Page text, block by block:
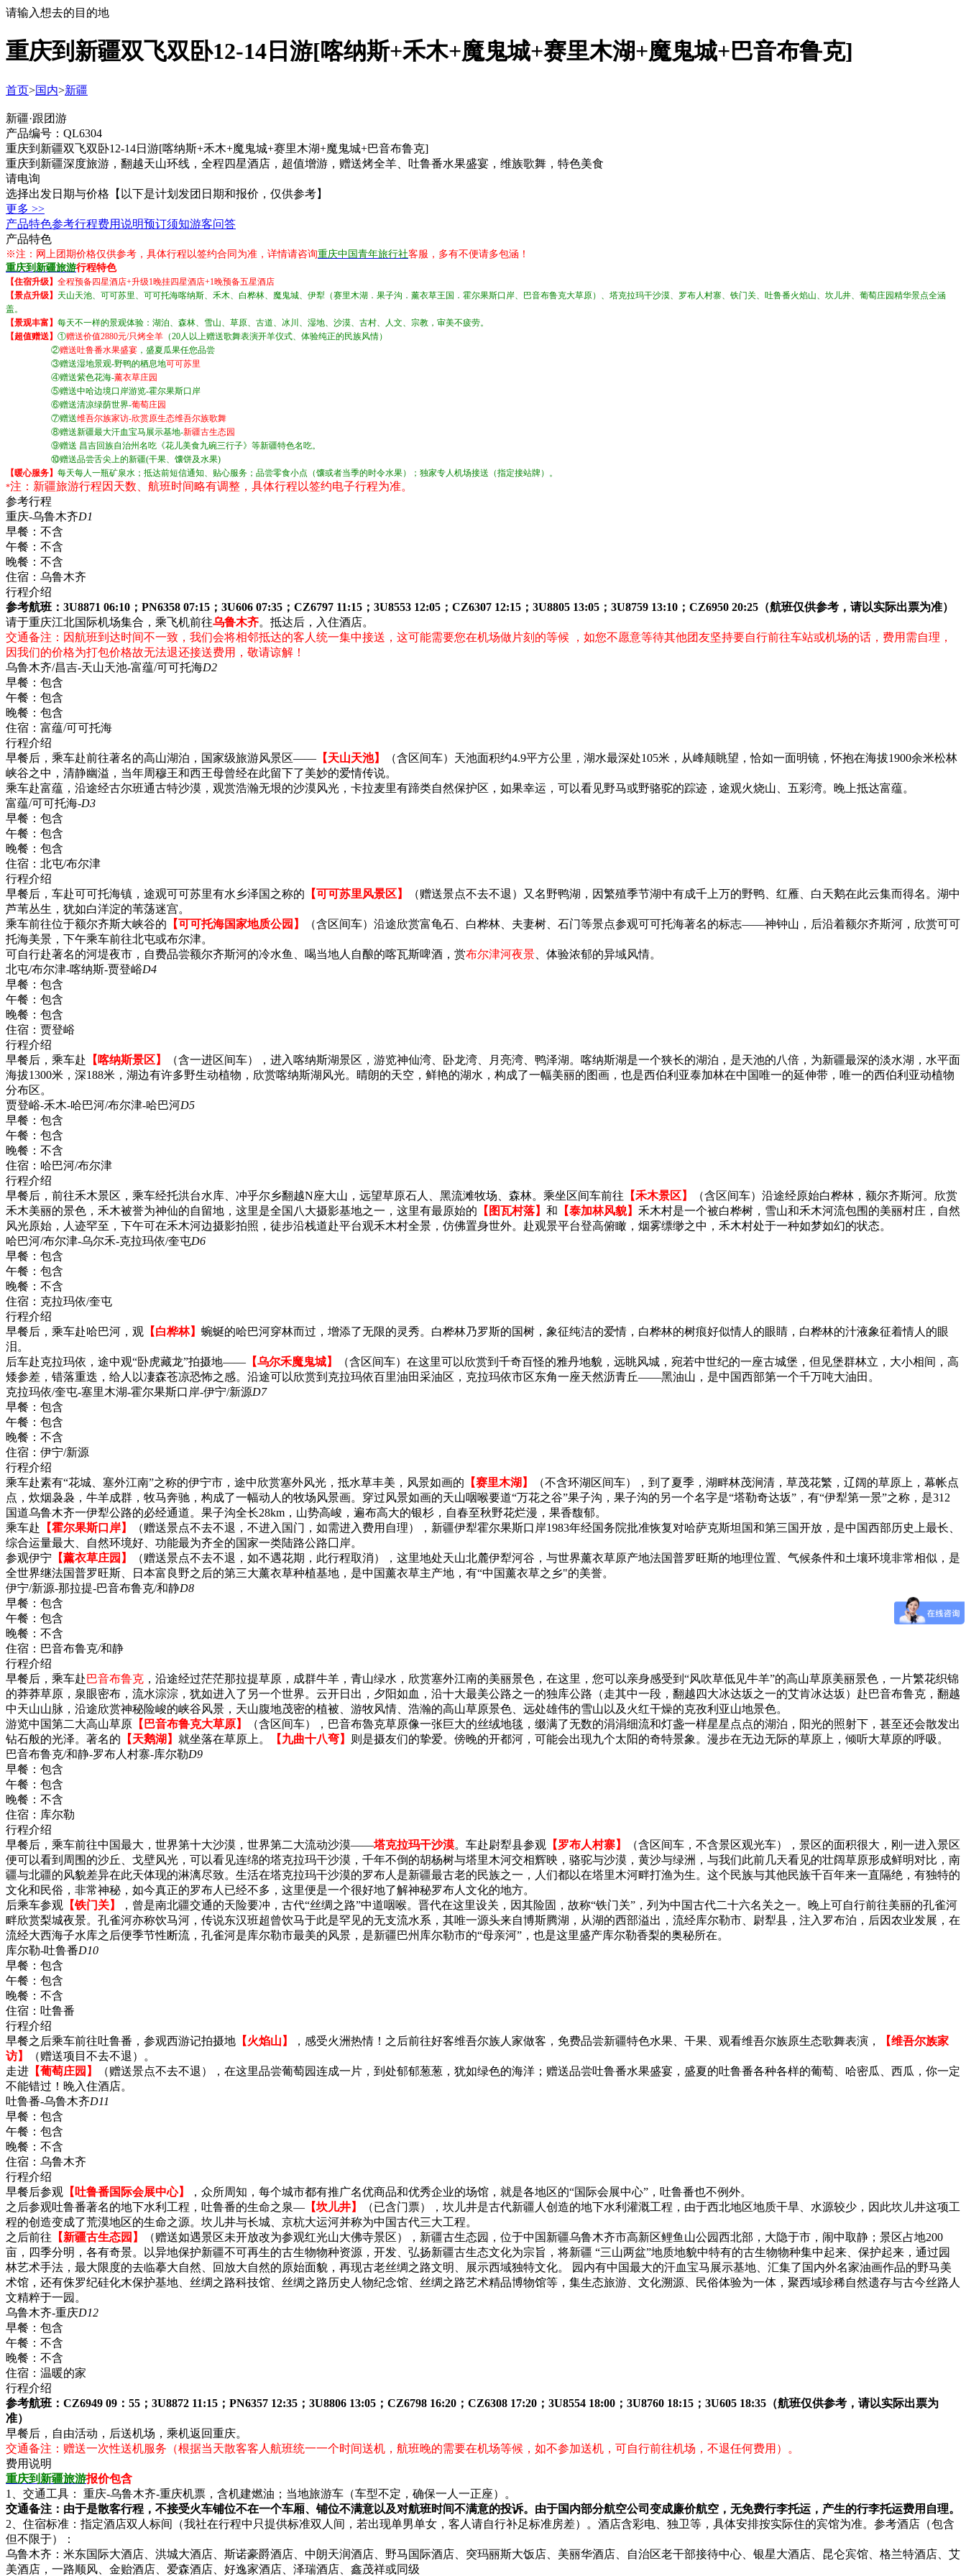
请输入想去的目的地
重庆到新疆双飞双卧12-14日游[喀纳斯+禾木+魔鬼城+赛里木湖+魔鬼城+巴音布鲁克]
首页>国内>新疆
新疆·跟团游
产品编号：QL6304
重庆到新疆双飞双卧12-14日游[喀纳斯+禾木+魔鬼城+赛里木湖+魔鬼城+巴音布鲁克]
重庆到新疆深度旅游，翻越天山环线，全程四星酒店，超值增游，赠送烤全羊、吐鲁番水果盛宴，维族歌舞，特色美食
请电询
选择出发日期与价格 【以下是计划发团日期和报价，仅供参考】
更多 >>
产品特色参考行程费用说明预订须知游客问答
产品特色
※注：网上团期价格仅供参考，具体行程以签约合同为准，详情请咨询重庆中国青年旅行社客服，多有不便请多包涵！
重庆到新疆旅游行程特色
【住宿升级】 全程预备四星酒店+升级1晚挂四星酒店+1晚预备五星酒店
【景点升级】 天山天池、可可苏里、可可托海喀纳斯、禾木、白桦林、魔鬼城、伊犁（赛里木湖．果子沟．薰衣草王国．霍尔果斯口岸、巴音布鲁克大草原）、塔克拉玛干沙漠、罗布人村寨、铁门关、吐鲁番火焰山、坎儿井、葡萄庄园精华景点全涵
盖。
【景观丰富】 每天不一样的景观体验：湖泊、森林、雪山、草原、古道、冰川、湿地、沙漠、古村、人文、宗教，审美不疲劳。
【超值赠送】 ①赠送价值2880元/只烤全羊 （20人以上赠送歌舞表演开羊仪式、体验纯正的民族风情）
②赠送吐鲁番水果盛宴 ，盛夏瓜果任您品尝
③赠送湿地景观-野鸭的栖息地可可苏里
④赠送紫色花海-薰衣草庄园
⑤赠送中哈边境口岸游览-霍尔果斯口岸
⑥赠送清凉绿荫世界-葡萄庄园
⑦赠送维吾尔族家访-欣赏原生态维吾尔族歌舞
⑧赠送新疆最大汗血宝马展示基地-新疆古生态园
⑨赠送 昌吉回族自治州名吃《花儿美食九碗三行子》等新疆特色名吃。
⑩赠送品尝舌尖上的新疆(干果、馕饼及水果)
【暖心服务】 每天每人一瓶矿泉水； 抵达前短信通知、贴心服务； 品尝零食小点（馕或者当季的时令水果）； 独家专人机场接送（指定接站牌）。
*注：新疆旅游行程因天数、航班时间略有调整，具体行程以签约电子行程为准。
参考行程
重庆-乌鲁木齐D1
早餐： 不含
午餐： 不含
晚餐： 不含
住宿： 乌鲁木齐
行程介绍
参考航班：3U8871 06:10；PN6358 07:15；3U606 07:35；CZ6797 11:15；3U8553 12:05；CZ6307 12:15；3U8805 13:05；3U8759 13:10；CZ6950 20:25（航班仅供参考，请以实际出票为准）
请于重庆江北国际机场集合，乘飞机前往乌鲁木齐。抵达后，入住酒店。
交通备注：因航班到达时间不一致，我们会将相邻抵达的客人统一集中接送，这可能需要您在机场做片刻的等候 ，如您不愿意等待其他团友坚持要自行前往车站或机场的话，费用需自理，
因我们的价格为打包价格故无法退还接送费用，敬请谅解！
乌鲁木齐/昌吉-天山天池-富蕴/可可托海D2
早餐： 包含
午餐： 包含
晚餐： 包含
住宿： 富蕴/可可托海
行程介绍
早餐后，乘车赴前往著名的高山湖泊，国家级旅游风景区—— 【天山天池】
（含区间车）天池面积约4.9平方公里，湖水最深处105米，从峰颠眺望，恰如一面明镜，怀抱在海拔1900余米松林
峡谷之中，清静幽溢，当年周穆王和西王母曾经在此留下了美妙的爱情传说。
乘车赴富蕴，沿途经古尔班通古特沙漠，观赏浩瀚无垠的沙漠风光，卡拉麦里有蹄类自然保护区，如果幸运，可以看见野马或野骆驼的踪迹，途观火烧山、五彩湾。晚上抵达富蕴。
富蕴/可可托海-D3
早餐： 包含
午餐： 包含
晚餐： 包含
住宿： 北屯/布尔津
行程介绍
早餐后，车赴可可托海镇，途观可可苏里有水乡泽国之称的 【可可苏里风景区】
（赠送景点不去不退）又名野鸭湖，因繁殖季节湖中有成千上万的野鸭、红雁、白天鹅在此云集而得名。湖中
芦苇丛生，犹如白洋淀的苇荡迷宫。
乘车前往位于额尔齐斯大峡谷的 【可可托海国家地质公园】
（含区间车）沿途欣赏富龟石、白桦林、夫妻树、石门等景点参观可可托海著名的标志——神钟山，后沿着额尔齐斯河，欣赏可可
托海美景，下午乘车前往北屯或布尔津。
可自行赴著名的河堤夜市，自费品尝额尔齐斯河的冷水鱼、喝当地人自酿的喀瓦斯啤酒，赏布尔津河夜景 、体验浓郁的异域风情。
北屯/布尔津-喀纳斯-贾登峪D4
早餐： 包含
午餐： 包含
晚餐： 包含
住宿： 贾登峪
行程介绍
早餐后，乘车赴
【喀纳斯景区】
（含一进区间车），进入喀纳斯湖景区，游览神仙湾、卧龙湾、月亮湾、鸭泽湖。喀纳斯湖是一个狭长的湖泊，是天池的八倍，为新疆最深的淡水湖，水平面
海拔1300米，深188米，湖边有许多野生动植物，欣赏喀纳斯湖风光。晴朗的天空，鲜艳的湖水，构成了一幅美丽的图画，也是西伯利亚泰加林在中国唯一的延伸带，唯一的西伯利亚动植物
分布区。
贾登峪-禾木-哈巴河/布尔津-哈巴河D5
早餐： 包含
午餐： 包含
晚餐： 不含
住宿： 哈巴河/布尔津
行程介绍
早餐后，前往禾木景区，乘车经托洪台水库、冲乎尔乡翻越N座大山，远望草原石人、黑流滩牧场、森林。乘坐区间车前往 【禾木景区】
（含区间车）沿途经原始白桦林，额尔齐斯河。欣赏
禾木美丽的景色，禾木被誉为神仙的自留地，这里是全国八大摄影基地之一，这里有最原始的 【图瓦村落】 和 【泰加林风貌】 禾木村是一个被白桦树，雪山和禾木河流包围的美丽村庄，自然
风光原始，人迹罕至，下午可在禾木河边摄影拍照，徒步沿栈道赴平台观禾木村全景，仿佛置身世外。赴观景平台登高俯瞰，烟雾缥缈之中，禾木村处于一种如梦如幻的状态。
哈巴河/布尔津-乌尔禾-克拉玛依/奎屯D6
早餐： 包含
午餐： 包含
晚餐： 不含
住宿： 克拉玛依/奎屯
行程介绍
早餐后，乘车赴哈巴河，观 【白桦林】 蜿蜒的哈巴河穿林而过，增添了无限的灵秀。白桦林乃罗斯的国树，象征纯洁的爱情，白桦林的树痕好似情人的眼睛，白桦林的汁液象征着情人的眼
泪。
后车赴克拉玛依，途中观“卧虎藏龙”拍摄地—— 【乌尔禾魔鬼城】
（含区间车）在这里可以欣赏到千奇百怪的雅丹地貌，远眺风城，宛若中世纪的一座古城堡，但见堡群林立，大小相间，高
矮参差，错落重迭，给人以凄森苍凉恐怖之感。沿途可以欣赏到克拉玛依百里油田采油区，克拉玛依市区东角一座天然沥青丘——黑油山，是中国西部第一个千万吨大油田。
克拉玛依/奎屯-塞里木湖-霍尔果斯口岸-伊宁/新源D7
早餐： 包含
午餐： 包含
晚餐： 不含
住宿： 伊宁/新源
行程介绍
乘车赴素有“花城、塞外江南”之称的伊宁市，途中欣赏塞外风光，抵水草丰美，风景如画的 【赛里木湖】
（不含环湖区间车），到了夏季，湖畔林茂涧清，草茂花繁，辽阔的草原上，幕帐点
点，炊烟袅袅，牛羊成群，牧马奔驰，构成了一幅动人的牧场风景画。穿过风景如画的天山咽喉要道“万花之谷”果子沟，果子沟的另一个名字是“塔勒奇达坂”，有“伊犁第一景”之称，是312
国道乌鲁木齐一伊犁公路的必经通道。果子沟全长28km，山势高峻，遍布高大的银杉，自春至秋野花烂漫，果香馥郁。
乘车赴
【霍尔果斯口岸】
（赠送景点不去不退，不进入国门，如需进入费用自理），新疆伊犁霍尔果斯口岸1983年经国务院批准恢复对哈萨克斯坦国和第三国开放，是中国西部历史上最长、
综合运量最大、自然环境好、功能最为齐全的国家一类陆路公路囗岸。
参观伊宁 【薰衣草庄园】
（赠送景点不去不退，如不遇花期，此行程取消），这里地处天山北麓伊犁河谷，与世界薰衣草原产地法国普罗旺斯的地理位置、气候条件和土壤环境非常相似，是
全世界继法国普罗旺斯、日本富良野之后的第三大薰衣草种植基地，是中国薰衣草主产地，有“中国薰衣草之乡"的美誉。
伊宁/新源-那拉提-巴音布鲁克/和静D8
早餐： 包含
午餐： 包含
晚餐： 不含
住宿： 巴音布鲁克/和静
行程介绍
早餐后，乘车赴 巴音布鲁克 ，沿途经过茫茫那拉提草原，成群牛羊，青山绿水，欣赏塞外江南的美丽景色，在这里，您可以亲身感受到“风吹草低见牛羊”的高山草原美丽景色，一片繁花织锦
的莽莽草原，泉眼密布，流水淙淙，犹如进入了另一个世界。云开日出，夕阳如血，沿十大最美公路之一的独库公路（走其中一段，翻越四大冰达坂之一的艾肯冰达坂）赴巴音布鲁克，翻越
中天山山脉，沿途欣赏神秘险峻的峡谷风景，天山腹地茂密的植被、游牧风情、浩瀚的高山草原景色、远处雄伟的雪山以及火红干燥的克孜利亚山地景色。
游览中国第二大高山草原 【巴音布鲁克大草原】
（含区间车），巴音布魯克草原像一张巨大的丝绒地毯，缀满了无数的涓涓细流和灯盏一样星星点点的湖泊，阳光的照射下，甚至还会散发出
钻石般的光泽。著名的 【天鹅湖】 就坐落在草原上。 【九曲十八弯】
则是摄友们的挚爱。傍晚的开都河，可能会出现九个太阳的奇特景象。漫步在无边无际的草原上，倾听大草原的呼吸。
巴音布鲁克/和静-罗布人村寨-库尔勒D9
早餐： 包含
午餐： 包含
晚餐： 不含
住宿： 库尔勒
行程介绍
早餐后，乘车前往中国最大，世界第十大沙漠，世界第二大流动沙漠——塔克拉玛干沙漠。车赴尉犁县参观 【罗布人村寨】
（含区间车，不含景区观光车），景区的面积很大，刚一进入景区
便可以看到周围的沙丘、戈壁风光，可以看见连绵的塔克拉玛干沙漠，千年不倒的胡杨树与塔里木河交相辉映，骆驼与沙漠，黄沙与绿洲，与我们此前几天看见的壮阔草原形成鲜明对比，南
疆与北疆的风貌差异在此天体现的淋漓尽致。生活在塔克拉玛干沙漠的罗布人是新疆最古老的民族之一，人们都以在塔里木河畔打渔为生。这个民族与其他民族千百年来一直隔绝，有独特的
文化和民俗，非常神秘，如今真正的罗布人已经不多，这里便是一个很好地了解神秘罗布人文化的地方。
后乘车参观 【铁门关】
，曾是南北疆交通的天险要冲，古代“丝绸之路”中道咽喉。晋代在这里设关，因其险固，故称“铁门关”，列为中国古代二十六名关之一。晚上可自行前往美丽的孔雀河
畔欣赏梨城夜景。孔雀河亦称饮马河，传说东汉班超曾饮马于此是罕见的无支流水系，其唯一源头来自博斯腾湖，从湖的西部溢出，流经库尔勒市、尉犁县，注入罗布泊，后因农业发展，在
流经大西海子水库之后便季节性断流，孔雀河是库尔勒市最美的风景，是新疆巴州库尔勒市的“母亲河”，也是这里盛产库尔勒香梨的奥秘所在。
库尔勒-吐鲁番D10
早餐： 包含
午餐： 包含
晚餐： 不含
住宿： 吐鲁番
行程介绍
早餐之后乘车前往吐鲁番，参观西游记拍摄地 【火焰山】 ，感受火洲热情！之后前往好客维吾尔族人家做客，免费品尝新疆特色水果、干果、观看维吾尔族原生态歌舞表演，
【维吾尔族家
访】
（赠送项目不去不退）。
走进 【葡萄庄园】
（赠送景点不去不退），在这里品尝葡萄园连成一片，到处郁郁葱葱，犹如绿色的海洋；赠送品尝吐鲁番水果盛宴，盛夏的吐鲁番各种各样的葡萄、哈密瓜、西瓜，你一定
不能错过！晚入住酒店。
吐鲁番-乌鲁木齐D11
早餐： 包含
午餐： 包含
晚餐： 不含
住宿： 乌鲁木齐
行程介绍
早餐后参观 【吐鲁番国际会展中心】
，众所周知，每个城市都有推广名优商品和优秀企业的场馆，就是各地区的“国际会展中心”，吐鲁番也不例外。
之后参观吐鲁番著名的地下水利工程，吐鲁番的生命之泉— 【坎儿井】
（已含门票），坎儿井是古代新疆人创造的地下水利灌溉工程，由于西北地区地质干旱、水源较少，因此坎儿井这项工
程的创造变成了荒漠地区的生命之源。坎儿井与长城、京杭大运河并称为中国古代三大工程。
之后前往 【新疆古生态园】
（赠送如遇景区未开放改为参观红光山大佛寺景区），新疆古生态园，位于中国新疆乌鲁木齐市高新区鲤鱼山公园西北部，大隐于市，闹中取静；景区占地200
亩，四季分明，各有奇景。以异地保护新疆不可再生的古生物物种资源，开发、弘扬新疆古生态文化为宗旨，将新疆 “三山两盆”地质地貌中特有的古生物物种集中起来、保护起来，通过园
林艺术手法，最大限度的去临摹大自然、回放大自然的原始面貌，再现古老丝绸之路文明、展示西域独特文化。 园内有中国最大的汗血宝马展示基地、汇集了国内外名家油画作品的野马美
术馆，还有侏罗纪硅化木保护基地、丝绸之路科技馆、丝绸之路历史人物纪念馆、丝绸之路艺术精品博物馆等，集生态旅游、文化溯源、民俗体验为一体，聚西域珍稀自然遗存与古今丝路人
文精粹于一园。
乌鲁木齐-重庆D12
早餐： 包含
午餐： 不含
晚餐： 不含
住宿： 温暖的家
行程介绍
参考航班：CZ6949 09：55；3U8872 11:15；PN6357 12:35；3U8806 13:05；CZ6798 16:20；CZ6308 17:20；3U8554 18:00；3U8760 18:15；3U605 18:35（航班仅供参考，请以实际出票为
准）
早餐后，自由活动，后送机场，乘机返回重庆。
交通备注：赠送一次性送机服务（根据当天散客客人航班统一一个时间送机，航班晚的需要在机场等候，如不参加送机，可自行前往机场，不退任何费用）。
费用说明
重庆到新疆旅游报价包含
1、交通工具： 重庆-乌鲁木齐-重庆机票，含机建燃油；当地旅游车（车型不定，确保一人一正座）。
交通备注：由于是散客行程，不接受火车铺位不在一个车厢、铺位不满意以及对航班时间不满意的投诉。由于国内部分航空公司变成廉价航空，无免费行李托运，产生的行李托运费用自理。
2、住宿标准：指定酒店双人标间（我社在行程中只提供标准双人间，若出现单男单女，客人请自行补足标准房差）。酒店含彩电、独卫等，具体安排按实际住的宾馆为准。参考酒店（包含
但不限于）：
乌鲁木齐：米东国际大酒店、洪城大酒店、斯诺豪爵酒店、中朗天润酒店、野马国际酒店、突玛丽斯大饭店、美丽华酒店、自治区老干部接待中心、银星大酒店、昆仑宾馆、格兰特酒店、艾
美酒店，一路顺风、金贻酒店、爱森酒店、好逸家酒店、泽瑞酒店、鑫茂祥或同级